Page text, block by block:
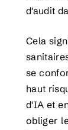
d'audit
Cela
se
haut
d'IA et
obliger